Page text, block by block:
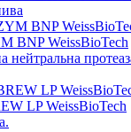
BNP WeissBioTech
нейтральна
LP WeissBioTech